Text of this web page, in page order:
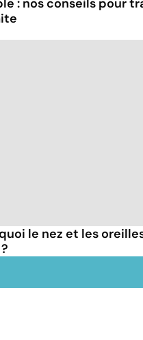
: nos conseils pour
le nez et les